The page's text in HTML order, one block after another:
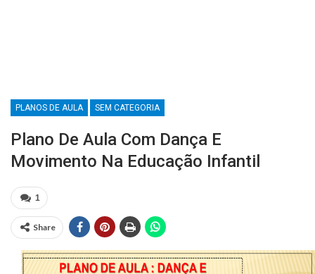
PLANOS DE AULA SEM CATEGORIA
Plano De Aula Com Dança E
Movimento Na Educação Infantil
1
Share